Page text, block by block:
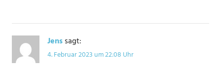
Jenssagt:
4. Februar 2023 um 22:08 Uhr